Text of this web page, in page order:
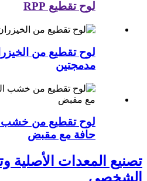
لوح تقطيع RPP
لوح تقطيع من
مدمجتين
لوح تقطيع من خشب
حافة مع مقبض
تصنيع المعدات الأصلية
الشخصي